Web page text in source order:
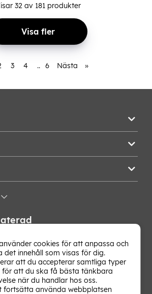
32 av 181 produkter
Visa fler
3 4 .. 6 Nästa »
hetaste erbjudandena och
direkt i din mejlkorg. Signa upp på
cookies för att anpassa och
det innehåll som visas för dig.
att du accepterar samtliga typer
för att du ska få bästa tänkbara
när du handlar hos oss.
fortsätta använda webbplatsen